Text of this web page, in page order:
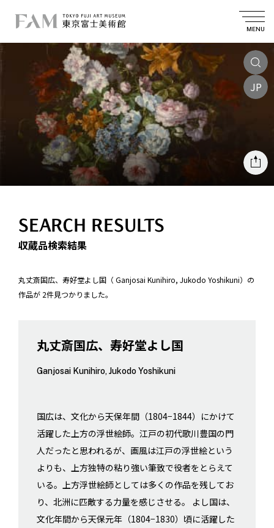
MENU
JP
SEARCH RESULTS
収蔵品検索結果
丸丈斎国広、寿好堂よし国（ Ganjosai Kunihiro, Jukodo Yoshikuni）の
作品が 2件見つかりました。
丸丈斎国広、寿好堂よし国
Ganjosai Kunihiro, Jukodo Yoshikuni
国広は、文化から天保年間（1804−1844）にかけて
活躍した上方の浮世絵師。江戸の初代歌川豊国の門
人だったと思われるが、画風は江戸の浮世絵という
よりも、上方独特の粘り強い筆致で役者をとらえて
いる。上方浮世絵師としては多くの作品を残してお
り、北洲に匹敵する力量を感じさせる。 よし国は、
文化年間から天保元年（1804−1830）頃に活躍した